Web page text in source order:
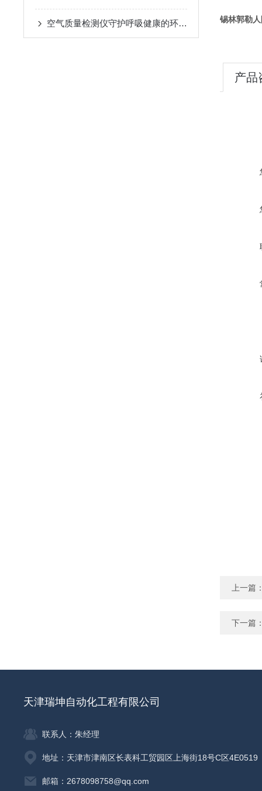
空气质量检测仪守护呼吸健康的环境哨兵 锡林郭勒
产品
上一篇
下一篇
天津瑞坤自动化工程有限公司
联系人：朱经理
地址：天津市津南区长表科工贸园区上海街18号C区4E0519
邮箱：2678098758@qq.com